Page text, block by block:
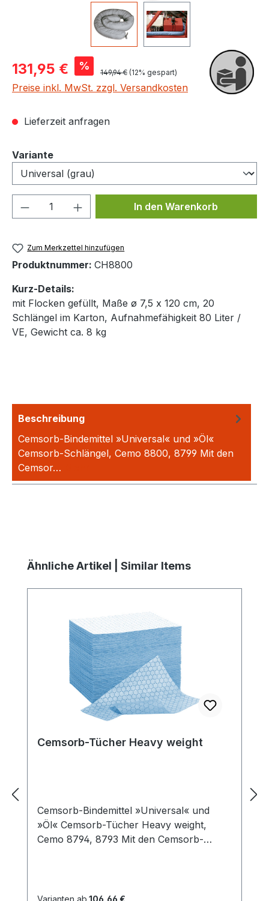
Verkaufspreis:
131,95 € % Regulärer Preis:
149,94 € (12% gespart)
Preise inkl. MwSt. zzgl. Versandkosten
Lieferzeit anfragen
Varianteauswählen
Produkt Anzahl: Gib denIn den Warenkorb
Zum Merkzettel hinzufügen
Produktnummer: CH8800
Kurz-Details:
mit Flocken gefüllt, Maße ø 7,5 x 120 cm, 20
Schlängel im Karton, Aufnahmefähigkeit 80 Liter /
VE, Gewicht ca. 8 kg
Beschreibung
Cemsorb-Bindemittel »Universal« und »Öl«
Cemsorb-Schlängel, Cemo 8800, 8799 Mit den
Cemsor…
Produktgalerie überspringen
Ähnliche Artikel | Similar Items
Cemsorb-Tücher Heavy weight
Cemsorb-Bindemittel »Universal« und
»Öl« Cemsorb-Tücher Heavy weight,
Cemo 8794, 8793 Mit den Cemsorb-
unverzüglich aufzunehmen bzw. die